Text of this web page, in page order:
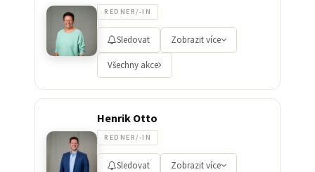
REDNER/-IN
Sledovat Zobrazit více
Všechny akce
Henrik Otto
REDNER/-IN
Sledovat Zobrazit více